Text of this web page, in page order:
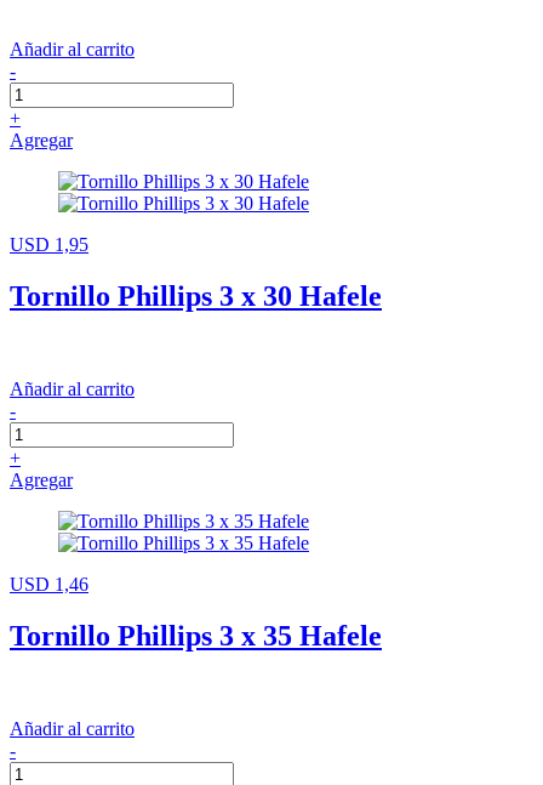
Añadir al carrito
-
+
Agregar
USD 1,95
Tornillo Phillips 3 x 30 Hafele
Añadir al carrito
-
+
Agregar
USD 1,46
Tornillo Phillips 3 x 35 Hafele
Añadir al carrito
-